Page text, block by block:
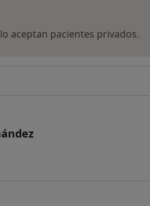
aceptan pacientes privados.